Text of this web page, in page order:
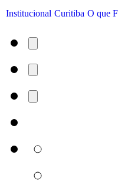
Institucional Curitiba O que